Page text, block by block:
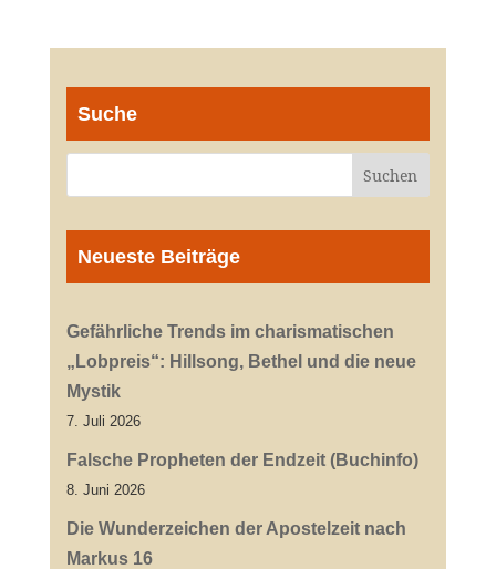
Suche
Neueste Beiträge
Gefährliche Trends im charismatischen
„Lobpreis“: Hillsong, Bethel und die neue
Mystik
7. Juli 2026
Falsche Propheten der Endzeit (Buchinfo)
8. Juni 2026
Die Wunderzeichen der Apostelzeit nach
Markus 16